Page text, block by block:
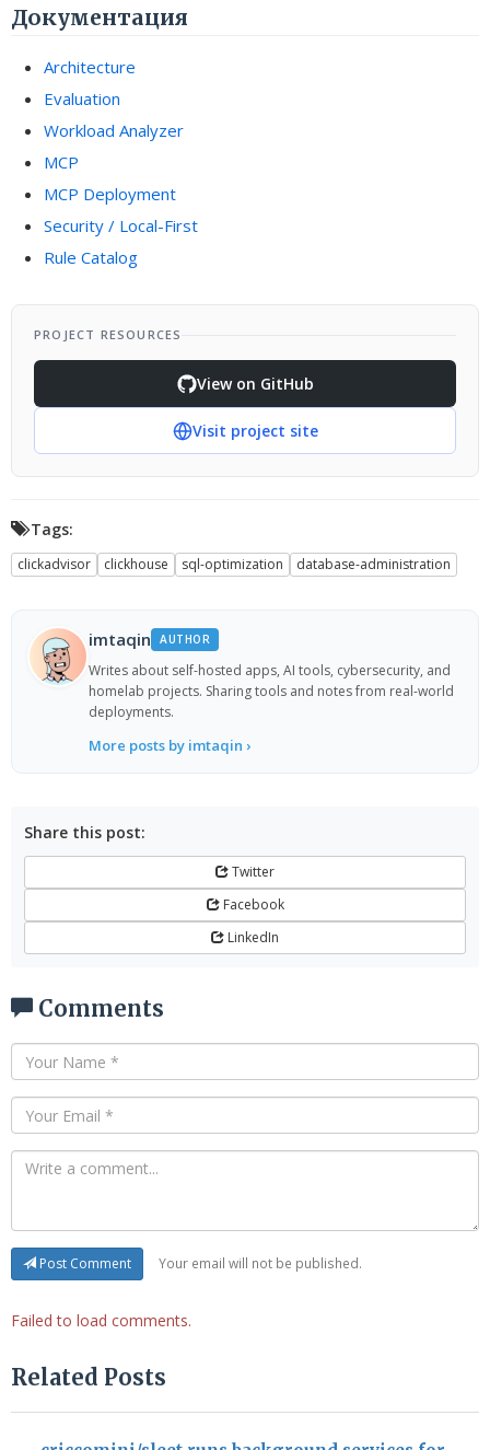
Документация
Architecture
Evaluation
Workload Analyzer
MCP
MCP Deployment
Security / Local-First
Rule Catalog
PROJECT RESOURCES
View on GitHub
Visit project site
Tags:
clickadvisor clickhouse sql-optimization database-administration
imtaqin AUTHOR
Writes about self-hosted apps, AI tools, cybersecurity, and
homelab projects. Sharing tools and notes from real-world
deployments.
More posts by imtaqin ›
Share this post:
Twitter
Facebook
LinkedIn
Comments
Post Comment Your email will not be published.
Failed to load comments.
Related Posts